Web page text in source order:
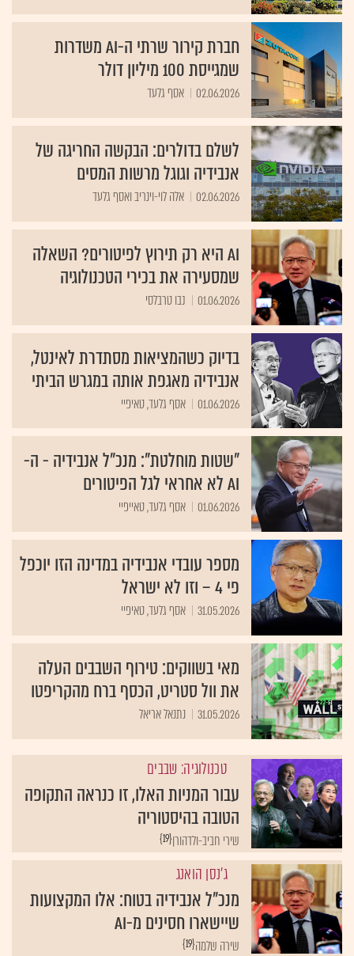
חברת קירור שרתי ה-AI משדרות
שמגייסת 100 מיליון דולר
02.06.2026 אסף גלעד
לשלם בדולרים: הבקשה החריגה של
אנבידיה וגוגל מרשות המסים
02.06.2026 אלה לוי-וינריב ואסף גלעד
AI היא רק תירוץ לפיטורים? השאלה
שמסעירה את בכירי הטכנולוגיה
01.06.2026 נבו טרבלסי
בדיוק כשהמציאות מסתדרת לאינטל,
אנבידיה מאגפת אותה במגרש הביתי
01.06.2026 אסף גלעד, טאיפיי
"שטות מוחלטת": מנכ"ל אנבידיה - ה-
AI לא אחראי לגל הפיטורים
01.06.2026 אסף גלעד, טאייפיי
מספר עובדי אנבידיה במדינה הזו יוכפל
פי 4 – וזו לא ישראל
31.05.2026 אסף גלעד, טאיפיי
מאי בשווקים: טירוף השבבים העלה
את וול סטריט, הכסף ברח מהקריפטו
31.05.2026 נתנאל אריאל
טכנולוגיה: שבבים
עבור המניות האלו, זו כנראה התקופה
הטובה בהיסטוריה
{19}שירי חביב-ולדהורן
ג'נסן הואנג
מנכ"ל אנבידיה בטוח: אלו המקצועות
שיישארו חסינים מ-AI
{19}שירה שלמה